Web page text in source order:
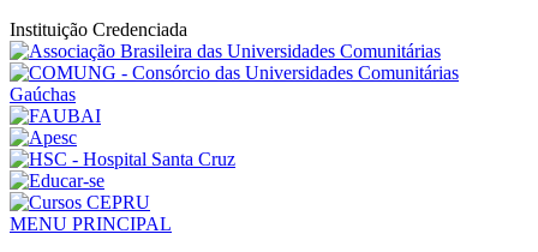
Instituição Credenciada
MENU PRINCIPAL